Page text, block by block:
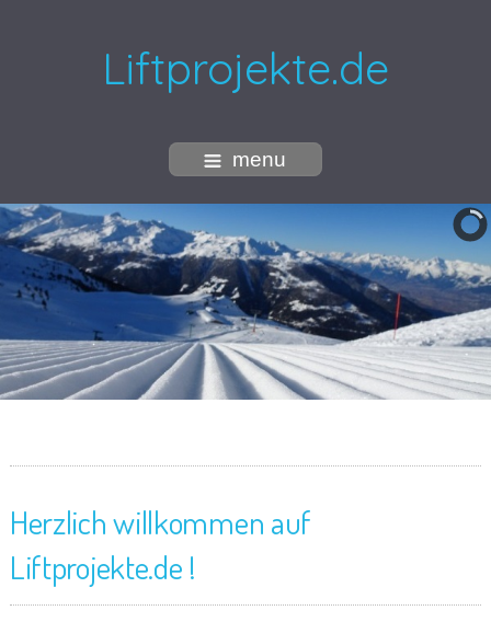
Liftprojekte.de
menu
Herzlich willkommen auf
Liftprojekte.de !